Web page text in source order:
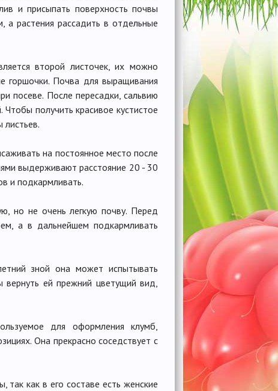
и присыпать поверхность почвы
а растения рассадить в отдельные
второй листочек, их можно
горшочки. Почва для выращивания
посеве. После пересадки, сальвию
получить красивое кустистое
на постоянное место после
выдерживают расстояние 20 - 30
и подкармливать.
но не очень легкую почву. Перед
а в дальнейшем подкармливать
зной она может испытывать
вернуть ей прежний цветущий вид,
для оформления клумб,
Она прекрасно соседствует с
как в его составе есть женские